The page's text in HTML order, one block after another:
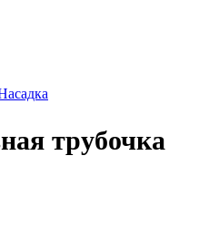
трубочка